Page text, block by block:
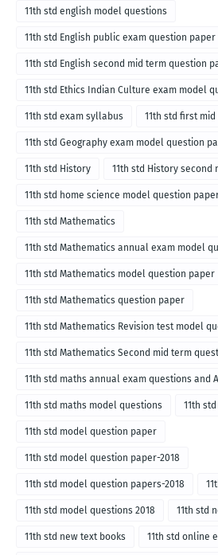
11th std english model questions
11th std English public exam question paper
11th std English second mid term question
11th std Ethics Indian Culture exam model
11th std exam syllabus 11th std first
11th std Geography exam model question
11th std History 11th std History
11th std home science model question
2018
11th std Mathematics
11th std Mathematics annual exam model
11th std Mathematics model question paper
11th std Mathematics question paper
11th std Mathematics Revision test model
11th std Mathematics Second mid term
11th std maths annual exam questions and
11th std maths model questions 11th
11th std model question paper
11th std model question paper-2018
11th std model question papers-2018
11th std model questions 2018 11th std
11th std new text books 11th std online